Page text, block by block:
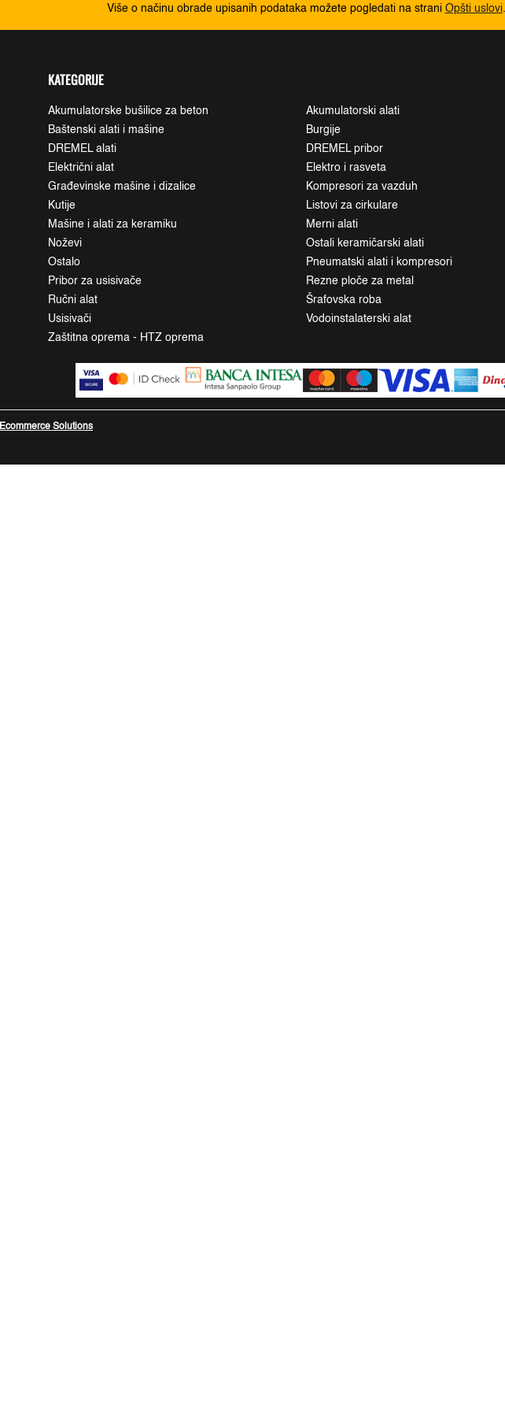
Više o načinu obrade upisanih podataka možete pogledati na strani Opšti uslovi.
KATEGORIJE
Akumulatorske bušilice za beton
Akumulatorski alati
Baštenski alati i mašine
Burgije
DREMEL alati
DREMEL pribor
Električni alat
Elektro i rasveta
Građevinske mašine i dizalice
Kompresori za vazduh
Kutije
Listovi za cirkulare
Mašine i alati za keramiku
Merni alati
Noževi
Ostali keramičarski alati
Ostalo
Pneumatski alati i kompresori
Pribor za usisivače
Rezne ploče za metal
Ručni alat
Šrafovska roba
Usisivači
Vodoinstalaterski alat
Zaštitna oprema - HTZ oprema
Ecommerce Solutions